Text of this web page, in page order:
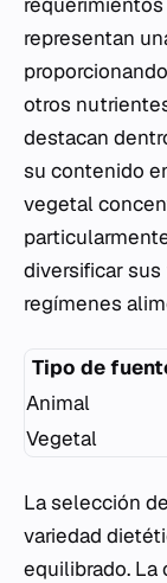
representan
otros
destacan
su contenido
vegetal
diversificar
regímenes
Tipo de
Animal
Vegetal
La selección
variedad
equilibrado.